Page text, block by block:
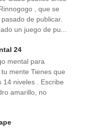
, que se
de publicar.
un juego de pu...
24
mental para
mente Tienes que
14 niveles . Escribe
amarillo, no